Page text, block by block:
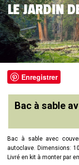
LE JARDIN
Enregistrer
Bac à sable
Bac à sable avec
autoclave. Dimensions:
Livré en kit à monter par